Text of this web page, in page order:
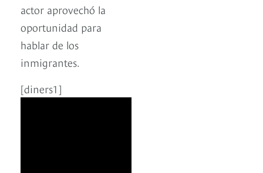
actor aprovechó la
oportunidad para
hablar de los
inmigrantes.
[diners1]